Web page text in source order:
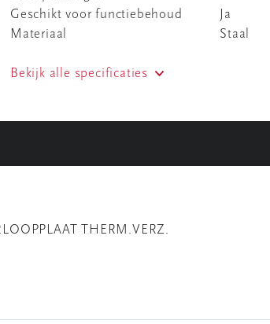
Geschikt voor functiebehoud
Ja
Materiaal
Staal
Bekijk alle specificaties
THERM.VERZ.